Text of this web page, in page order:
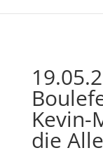
Kevin-
die